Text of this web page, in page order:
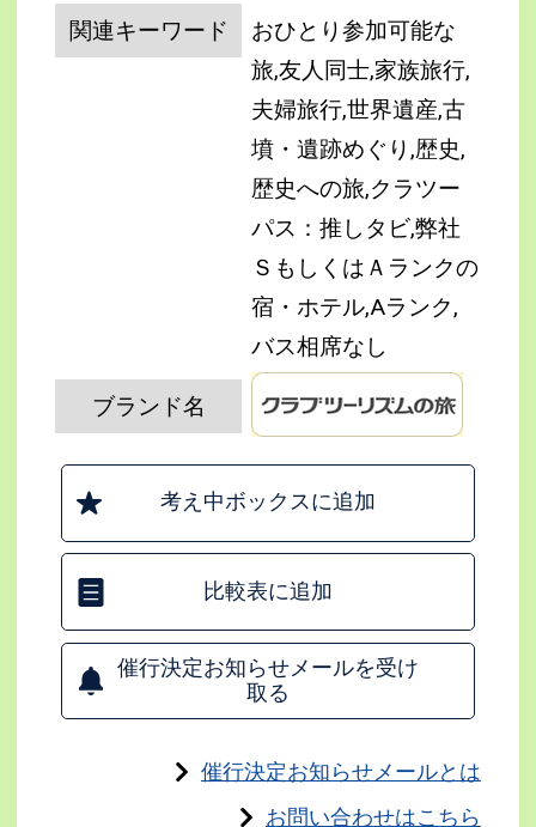
関連キーワード
おひとり参加可能な
旅,友人同士,家族旅行,
夫婦旅行,世界遺産,古
墳・遺跡めぐり,歴史,
歴史への旅,クラツー
パス：推しタビ,弊社
ＳもしくはＡランクの
宿・ホテル,Aランク,
バス相席なし
ブランド名
考え中ボックスに追加
比較表に追加
催行決定お知らせメールを受け
取る
催行決定お知らせメールとは
お問い合わせはこちら